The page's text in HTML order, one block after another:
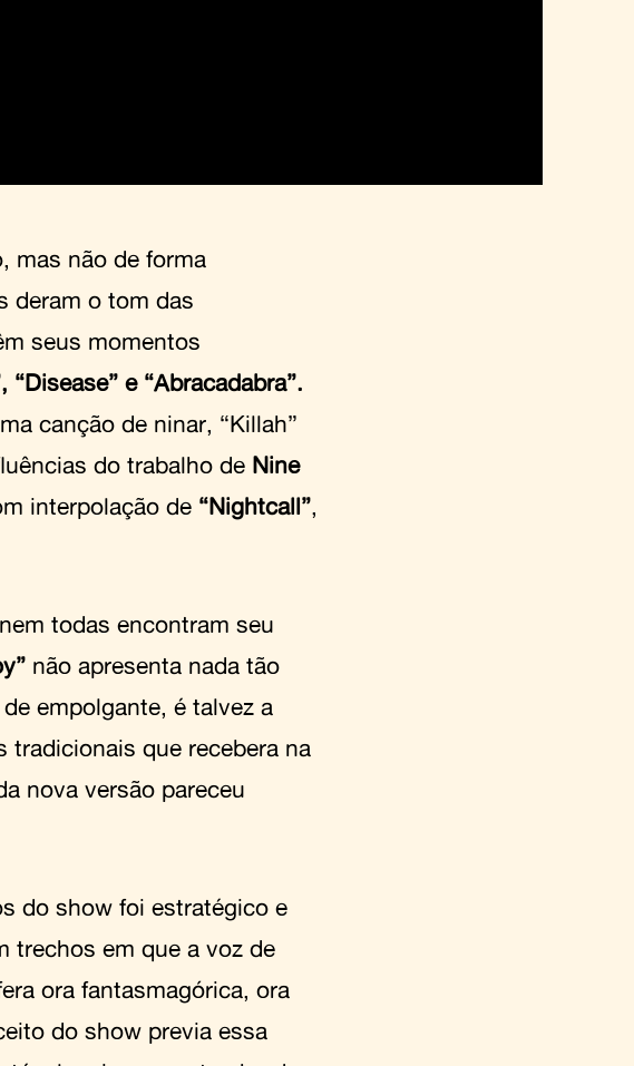
mas não de forma
deram o tom das
seus momentos
“Disease” e “Abracadabra”.
canção de ninar, “Killah”
do trabalho de Nine
interpolação de “Nightcall”
todas encontram seu
não apresenta nada tão
de empolgante, é talvez a
tradicionais que recebera na
nova versão pareceu
do show foi estratégico e
trechos em que a voz de
ora fantasmagórica, ora
do show previa essa